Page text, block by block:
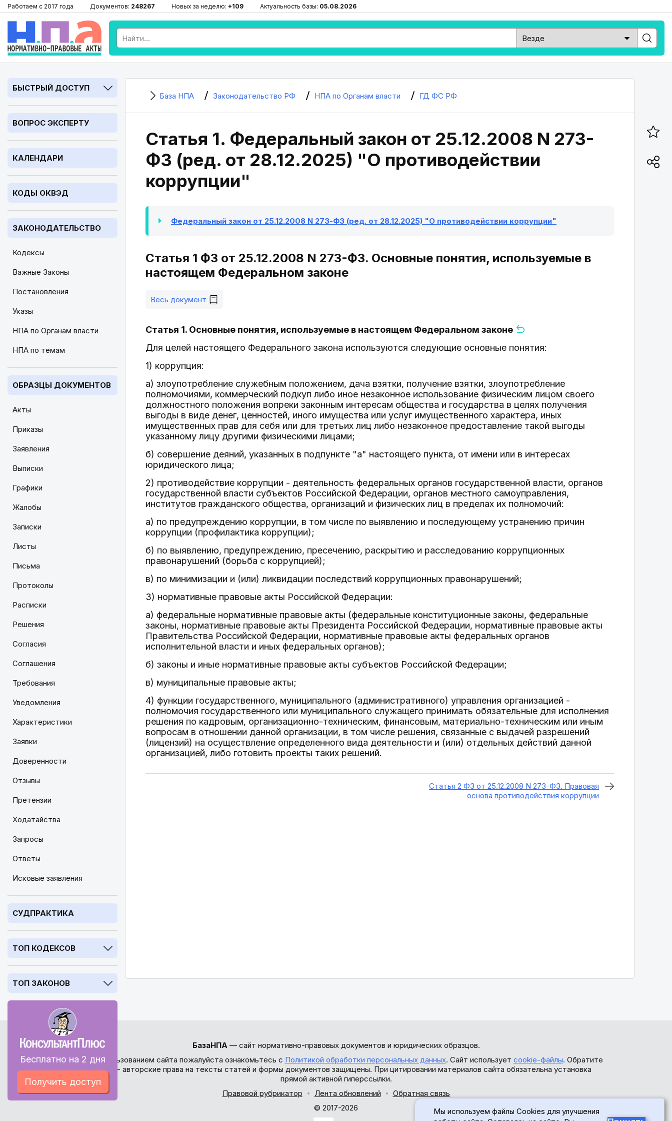
Работаем с 2017 года Документов: 248267 Новых за неделю: +109 Актуальность базы: 05.08.2026
БЫСТРЫЙ ДОСТУП
ВОПРОС ЭКСПЕРТУ
КАЛЕНДАРИ
КОДЫ ОКВЭД
ЗАКОНОДАТЕЛЬСТВО
Кодексы
Важные Законы
Постановления
Указы
НПА по Органам власти
НПА по темам
ОБРАЗЦЫ ДОКУМЕНТОВ
Акты
Приказы
Заявления
Выписки
Графики
Жалобы
Записки
Листы
Письма
Протоколы
Расписки
Решения
Согласия
Соглашения
Требования
Уведомления
Характеристики
Заявки
Доверенности
Отзывы
Претензии
Ходатайства
Запросы
Ответы
Исковые заявления
СУДПРАКТИКА
ТОП КОДЕКСОВ
ТОП ЗАКОНОВ
Бесплатно на 2 дня
Получить доступ
База НПА Законодательство РФ НПА по Органам власти ГД ФС РФ
Статья 1. Федеральный закон от 25.12.2008 N 273-
ФЗ (ред. от 28.12.2025) "О противодействии
коррупции"
Федеральный закон от 25.12.2008 N 273-ФЗ (ред. от 28.12.2025) "О противодействии коррупции"
Статья 1 ФЗ от 25.12.2008 N 273-ФЗ. Основные понятия, используемые в
настоящем Федеральном законе
Весь документ
Статья 1. Основные понятия, используемые в настоящем Федеральном законе
Для целей настоящего Федерального закона используются следующие основные понятия:
1) коррупция:
а) злоупотребление служебным положением, дача взятки, получение взятки, злоупотребление
полномочиями, коммерческий подкуп либо иное незаконное использование физическим лицом своего
должностного положения вопреки законным интересам общества и государства в целях получения
выгоды в виде денег, ценностей, иного имущества или услуг имущественного характера, иных
имущественных прав для себя или для третьих лиц либо незаконное предоставление такой выгоды
указанному лицу другими физическими лицами;
б) совершение деяний, указанных в подпункте "а" настоящего пункта, от имени или в интересах
юридического лица;
2) противодействие коррупции - деятельность федеральных органов государственной власти, органов
государственной власти субъектов Российской Федерации, органов местного самоуправления,
институтов гражданского общества, организаций и физических лиц в пределах их полномочий:
а) по предупреждению коррупции, в том числе по выявлению и последующему устранению причин
коррупции (профилактика коррупции);
б) по выявлению, предупреждению, пресечению, раскрытию и расследованию коррупционных
правонарушений (борьба с коррупцией);
в) по минимизации и (или) ликвидации последствий коррупционных правонарушений;
3) нормативные правовые акты Российской Федерации:
а) федеральные нормативные правовые акты (федеральные конституционные законы, федеральные
законы, нормативные правовые акты Президента Российской Федерации, нормативные правовые акты
Правительства Российской Федерации, нормативные правовые акты федеральных органов
исполнительной власти и иных федеральных органов);
б) законы и иные нормативные правовые акты субъектов Российской Федерации;
в) муниципальные правовые акты;
4) функции государственного, муниципального (административного) управления организацией -
полномочия государственного или муниципального служащего принимать обязательные для исполнения
решения по кадровым, организационно-техническим, финансовым, материально-техническим или иным
вопросам в отношении данной организации, в том числе решения, связанные с выдачей разрешений
(лицензий) на осуществление определенного вида деятельности и (или) отдельных действий данной
организацией, либо готовить проекты таких решений.
Статья 2 ФЗ от 25.12.2008 N 273-ФЗ. Правовая
основа противодействия коррупции
БазаНПА— сайт нормативно-правовых документов и юридических образцов.
Перед использованием сайта пожалуйста ознакомьтесь с Политикой обработки персональных данных. Сайт использует cookie-файлы. Обратите
внимание - авторские права на тексты статей и формы документов защищены. При цитировании материалов сайта обязательна установка
прямой активной гиперссылки.
Правовой рубрикатор
Лента обновлений
Обратная связь
© 2017-2026
Мы используем файлы Cookies для улучшения